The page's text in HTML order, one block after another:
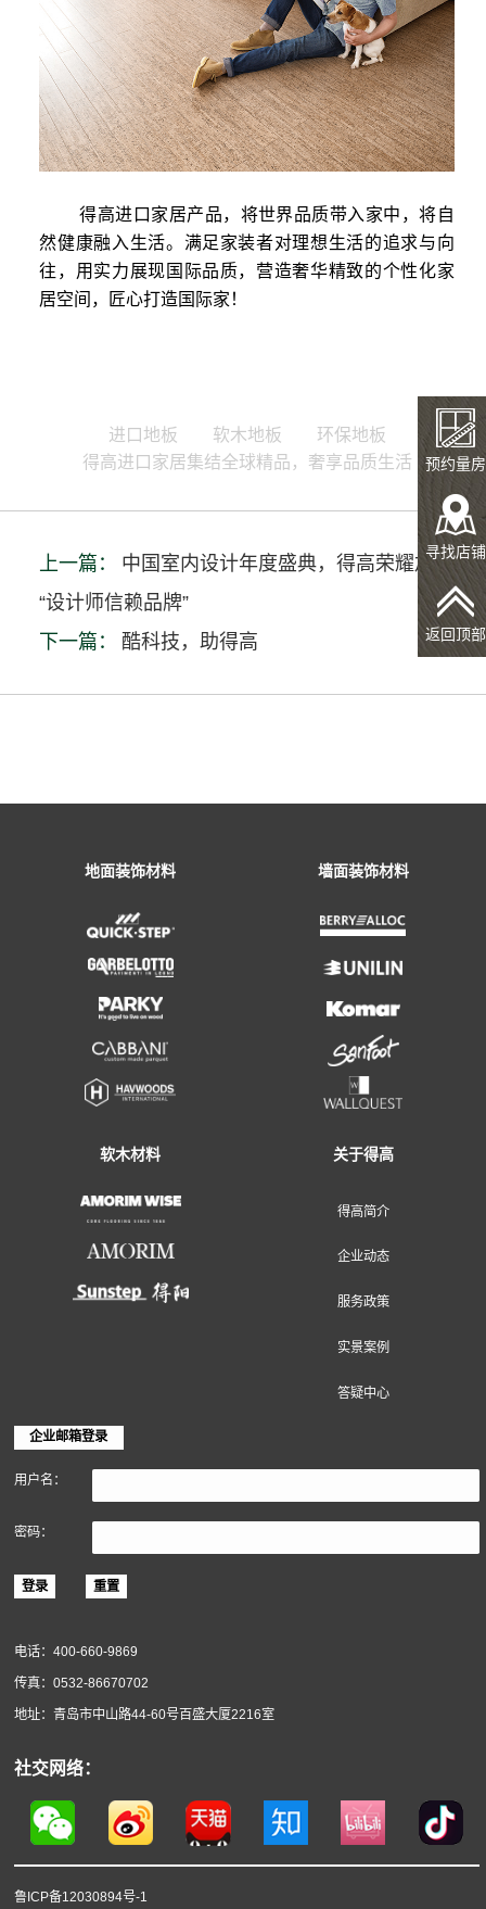
得高进口家居产品，将世界品质带入家中，将自
然健康融入生活。满足家装者对理想生活的追求与向
往，用实力展现国际品质，营造奢华精致的个性化家
居空间，匠心打造国际家！
进口地板 软木地板
环保地板
得高进口家居集结全球精品，奢享品质生活
上一篇：
中国室内设计年度盛典，得高荣耀加冕
“设计师信赖品牌”
下一篇：
酷科技，助得高
软木材料 关于得高
预约量房
寻找店铺
返回顶部